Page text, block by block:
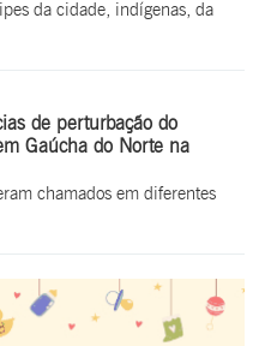
da cidade, indígenas, da
de perturbação do
Gaúcha do Norte na
chamados em diferentes